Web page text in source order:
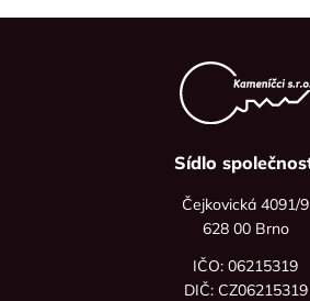
Sídlo
Čejkovická 4091/9
628 00 Brno
IČO: 06215319
DIČ: CZ06215319